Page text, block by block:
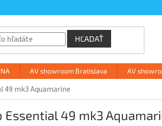
HĽADAŤ
AV showroom Bratislava AV
49 mk3 Aquamarine
Essential 49 mk3